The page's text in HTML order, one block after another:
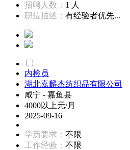
招聘人数： 1 人
职位描述： 有经验者优先...
内检员
湖北嘉麟杰纺织品有限公司
咸宁 - 嘉鱼县
4000以上元/月
2025-09-16
学历要求： 不限
工作经验： 不限